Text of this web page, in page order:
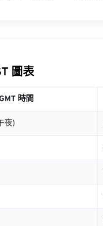
圖表
GMT 時間
夜)